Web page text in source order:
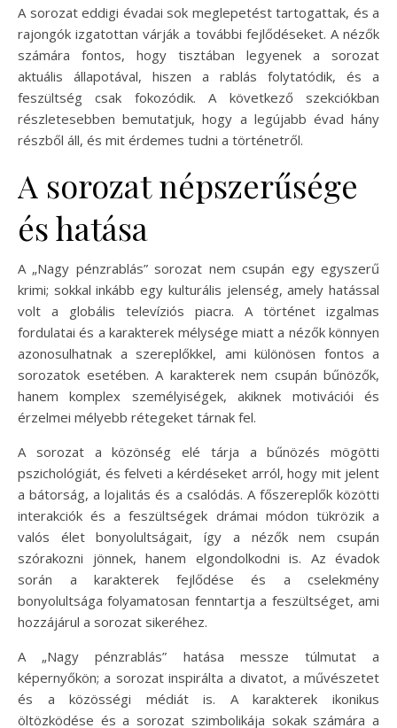
A sorozat eddigi évadai sok meglepetést tartogattak, és a
rajongók izgatottan várják a további fejlődéseket. A nézők
számára fontos, hogy tisztában legyenek a sorozat
aktuális állapotával, hiszen a rablás folytatódik, és a
feszültség csak fokozódik. A következő szekciókban
részletesebben bemutatjuk, hogy a legújabb évad hány
részből áll, és mit érdemes tudni a történetről.
A sorozat népszerűsége
és hatása
A „Nagy pénzrablás” sorozat nem csupán egy egyszerű
krimi; sokkal inkább egy kulturális jelenség, amely hatással
volt a globális televíziós piacra. A történet izgalmas
fordulatai és a karakterek mélysége miatt a nézők könnyen
azonosulhatnak a szereplőkkel, ami különösen fontos a
sorozatok esetében. A karakterek nem csupán bűnözők,
hanem komplex személyiségek, akiknek motivációi és
érzelmei mélyebb rétegeket tárnak fel.
A sorozat a közönség elé tárja a bűnözés mögötti
pszichológiát, és felveti a kérdéseket arról, hogy mit jelent
a bátorság, a lojalitás és a csalódás. A főszereplők közötti
interakciók és a feszültségek drámai módon tükrözik a
valós élet bonyolultságait, így a nézők nem csupán
szórakozni jönnek, hanem elgondolkodni is. Az évadok
során a karakterek fejlődése és a cselekmény
bonyolultsága folyamatosan fenntartja a feszültséget, ami
hozzájárul a sorozat sikeréhez.
A „Nagy pénzrablás” hatása messze túlmutat a
képernyőkön; a sorozat inspirálta a divatot, a művészetet
és a közösségi médiát is. A karakterek ikonikus
öltözködése és a sorozat szimbolikája sokak számára a